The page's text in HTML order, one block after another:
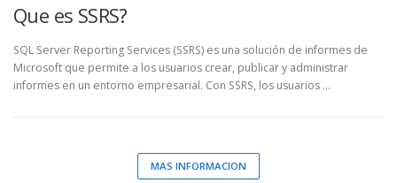
Que es SSRS?
SQL Server Reporting Services (SSRS) es una solución de informes de
Microsoft que permite a los usuarios crear, publicar y administrar
informes en un entorno empresarial. Con SSRS, los usuarios …
MAS INFORMACION